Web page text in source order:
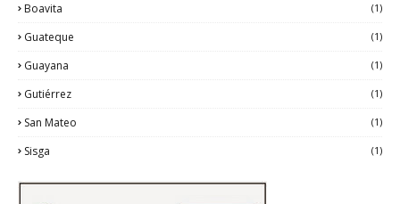
Boavita (1)
Guateque (1)
Guayana (1)
Gutiérrez (1)
San Mateo (1)
Sisga (1)